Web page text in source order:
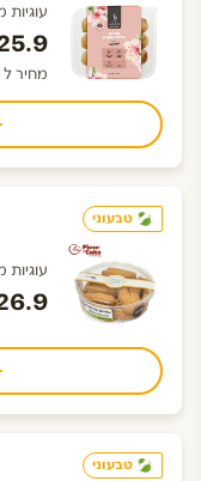
מחיר ל 100 גרם ₪11.26
טבעוני
עוגיות
טבעוני